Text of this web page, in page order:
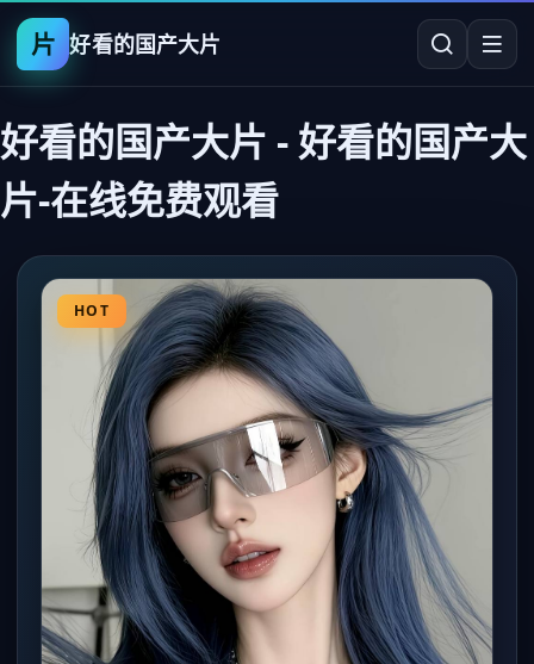
片 好看的国产大片
好看的国产大片 - 好看的国产大
片-在线免费观看
HOT